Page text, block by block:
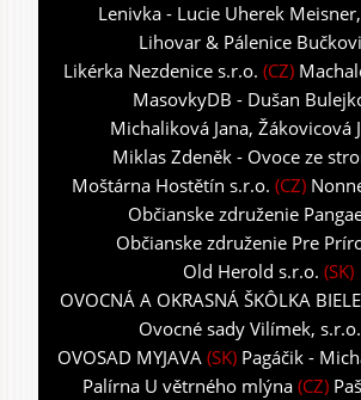
Lenivka - Lucie Uherek
Lihovar & Pálenice Bučkovi
Likérka Nezdenice s.r.o. (CZ)
MasovkyDB - Dušan
Michaliková Jana, Žákovicová
Miklas Zdeněk - Ovoce ze
Moštárna Hostětín s.r.o. (CZ)
Občianske združenie
Občianske združenie Pre
Old Herold s.r.o. (SK)
OVOCNÁ A OKRASNÁ ŠKÔLKA
Ovocné sady Vilímek, s.r.o.
OVOSAD MYJAVA(SK) Pagáčik -
Palírna U větrného mlýna (CZ)